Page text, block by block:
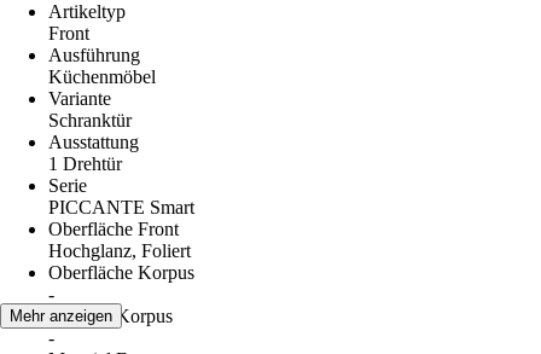
Artikeltyp
Front
Ausführung
Küchenmöbel
Variante
Schranktür
Ausstattung
1 Drehtür
Serie
PICCANTE Smart
Oberfläche Front
Hochglanz, Foliert
Oberfläche Korpus
-
Material Korpus
-
Mehr anzeigen